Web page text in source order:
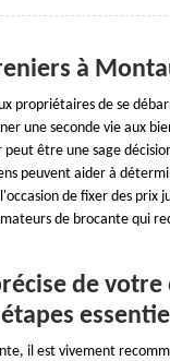
à
propriétaires de se
une seconde vie aux
être une sage
peuvent aider à
de fixer des prix
de brocante qui
de votre
il est vivement